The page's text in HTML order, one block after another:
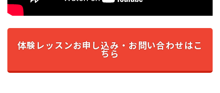
体験レッスンお申し込み・お問い合わせはこ
ちら